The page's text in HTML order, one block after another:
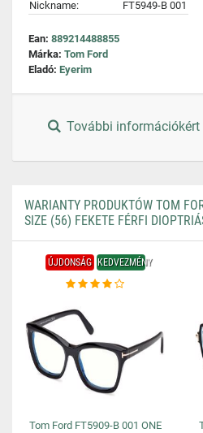
Nickname:
FT5949-B 001
Ean: 889214488855
Márka: Tom Ford
Eladó: Eyerim
További
WARIANTY PRODUKTÓW TOM
SIZE (56) FEKETE FÉRFI
ÚJDONSÁG KEDVEZMÉNY
Tom Ford FT5909-B 001 ONE